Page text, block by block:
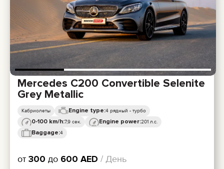
Mercedes C200 Convertible Selenite
Grey Metallic
Кабриолеты Engine type:4 рядный - турбо
0-100 km/h:7,9 сек. Engine power:201 л.с.
Baggage:4
от 300 до 600 AED / День